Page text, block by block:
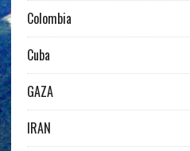
Colombia
Cuba
GAZA
IRAN